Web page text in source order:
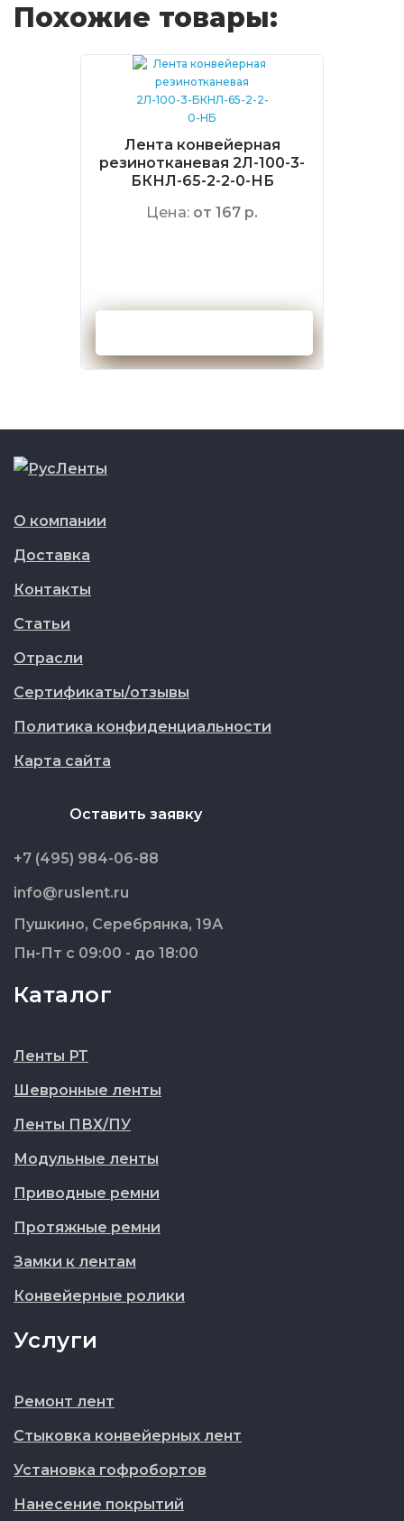
Похожие товары:
Лента конвейерная
резинотканевая 2Л-100-3-
БКНЛ-65-2-2-0-НБ
Цена: от 167 р.
О компании
Доставка
Контакты
Статьи
Отрасли
Сертификаты/отзывы
Политика конфиденциальности
Карта сайта
Оставить заявку
+7 (495) 984-06-88
info@ruslent.ru
Пушкино, Серебрянка, 19А
Пн-Пт с 09:00 - до 18:00
Каталог
Ленты РТ
Шевронные ленты
Ленты ПВХ/ПУ
Модульные ленты
Приводные ремни
Протяжные ремни
Замки к лентам
Конвейерные ролики
Услуги
Ремонт лент
Стыковка конвейерных лент
Установка гофробортов
Нанесение покрытий